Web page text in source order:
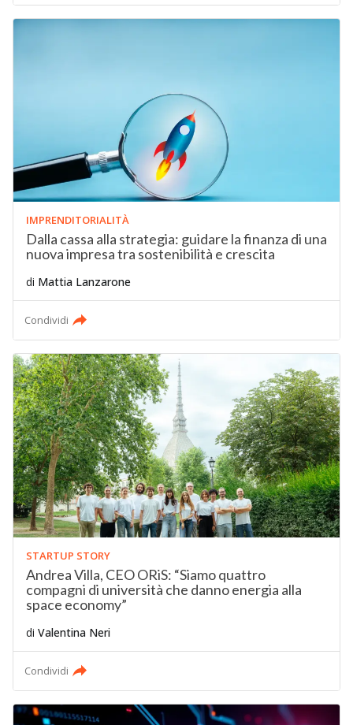
IMPRENDITORIALITÀ
Dalla cassa alla strategia: guidare la finanza di una
nuova impresa tra sostenibilità e crescita
di Mattia Lanzarone
Condividi
STARTUP STORY
Andrea Villa, CEO ORiS: “Siamo quattro
compagni di università che danno energia alla
space economy”
di Valentina Neri
Condividi